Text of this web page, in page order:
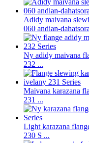
Adidy maivana
060 andian-
Ny adidy maivana
232 ...
Maivana karazana
231 ...
Light karazana
230 S ...